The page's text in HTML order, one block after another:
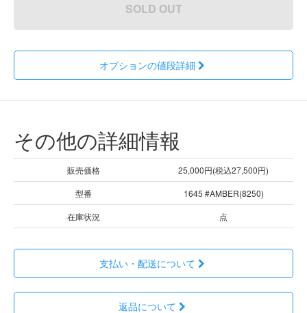
SOLD OUT
オプションの値段詳細
その他の詳細情報
販売価格
25,000円(税込27,500円)
型番
1645 #AMBER(8250)
在庫状況
点
支払い・配送について
返品について